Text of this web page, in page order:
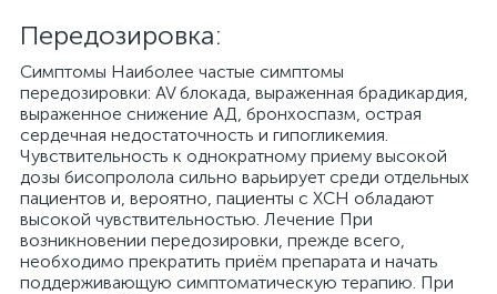
Передозировка:
Симптомы Наиболее частые симптомы
передозировки: AV блокада, выраженная брадикардия,
выраженное снижение АД, бронхоспазм, острая
сердечная недостаточность и гипогликемия.
Чувствительность к однократному приему высокой
дозы бисопролола сильно варьирует среди отдельных
пациентов и, вероятно, пациенты с ХСН обладают
высокой чувствительностью. Лечение При
возникновении передозировки, прежде всего,
необходимо прекратить приём препарата и начать
поддерживающую симптоматическую терапию. При